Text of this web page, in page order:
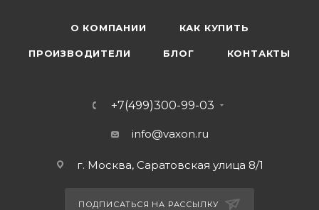
О КОМПАНИИ КАК КУПИТЬ
ПРОИЗВОДИТЕЛИ БЛОГ КОНТАКТЫ
+7(499)300-99-03
info@vaxon.ru
г. Москва, Саратовская улица 8/1
ПОДПИСАТЬСЯ НА РАССЫЛКУ